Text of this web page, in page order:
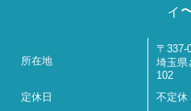
ィ
所在地
〒337-
埼玉県
102
定休日
不定休